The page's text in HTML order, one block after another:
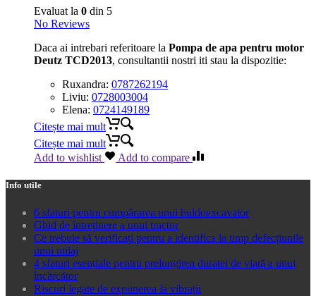
Evaluat la 0 din 5
No Reviews
Daca ai intrebari referitoare la Pompa de apa pentru motor
Deutz TCD2013, consultantii nostri iti stau la dispozitie:
Ruxandra: 0787262194
Liviu: 0728003004
Elena: 0724149189
Citește mai mult
Citește mai mult
Add to wishlist
Add to compare
Info utile
6 sfaturi pentru cumpărarea unui buldoexcavator
Ghid de întreținere a unui tractor
Ce trebuie să verificați pentru a identifica la timp defecțiunile
unui utilaj
4 sfaturi esențiale pentru prelungirea duratei de viață a unui
încărcător
Riscuri legate de expunerea la vibrații